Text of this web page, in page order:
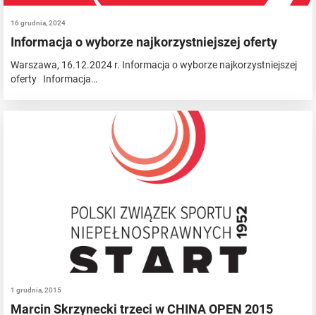
16 grudnia, 2024
Informacja o wyborze najkorzystniejszej oferty
Warszawa, 16.12.2024 r. Informacja o wyborze najkorzystniejszej
oferty Informacja…
1 grudnia, 2015
Marcin Skrzynecki trzeci w CHINA OPEN 2015